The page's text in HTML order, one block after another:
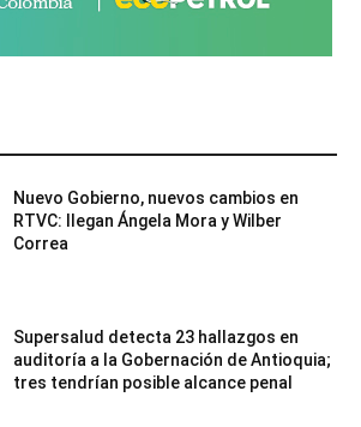
Nuevo Gobierno, nuevos cambios en
RTVC: llegan Ángela Mora y Wilber
Correa
Supersalud detecta 23 hallazgos en
auditoría a la Gobernación de Antioquia;
tres tendrían posible alcance penal